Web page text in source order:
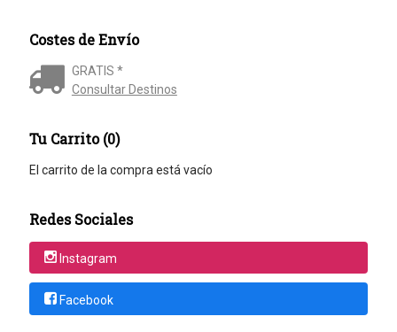
Costes de Envío
GRATIS *
Consultar Destinos
Tu Carrito (0)
El carrito de la compra está vacío
Redes Sociales
Instagram
Facebook